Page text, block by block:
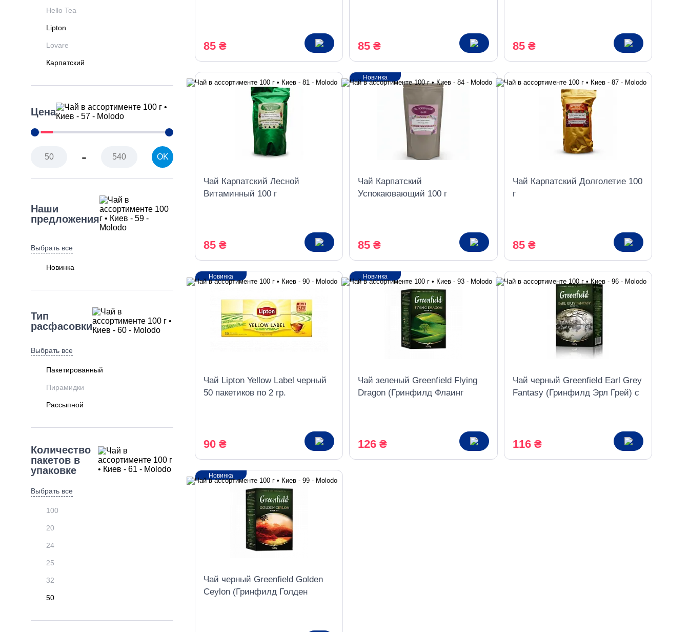
Цена
- OK
Hello Tea
Lipton
Lovare
Карпатский
Наши
предложения
Выбрать все
Новинка
Тип
расфасовки
Выбрать все
Пакетированный
Пирамидки
Рассыпной
Количество
пакетов в
упаковке
Выбрать все
100
20
24
25
32
50
85 ₴ 85 ₴ 85 ₴
Чай Карпатский Лесной
Витаминный 100 г
85 ₴
Чай Карпатский
Успокаювающий 100 г
85 ₴
Новинка
Чай Карпатский Долголетие 100
г
85 ₴
Чай Lipton Yellow Label черный
50 пакетиков по 2 гр.
90 ₴
Новинка
Чай зеленый Greenfield Flying
Dragon (Гринфилд Флаинг
126 ₴
Новинка
Чай черный Greenfield Earl Grey
Fantasy (Гринфилд Эрл Грей) с
116 ₴
Чай черный Greenfield Golden
Ceylon (Гринфилд Голден
Новинка